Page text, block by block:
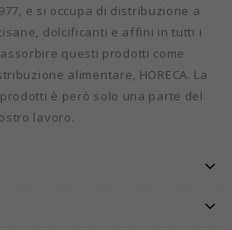
e si occupa di distribuzione a
dolcificanti e affini in tutti i
questi prodotti come
alimentare, HORECA. La
è però solo una parte del
lavoro.